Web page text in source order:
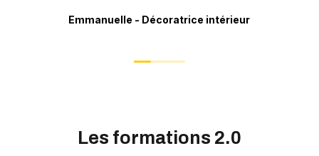
Emmanuelle - Décoratrice intérieur
Les formations 2.0